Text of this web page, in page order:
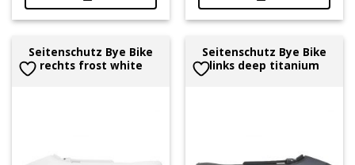
Seitenschutz Bye Bike
rechts frost white
Seitenschutz Bye Bike
links deep titanium